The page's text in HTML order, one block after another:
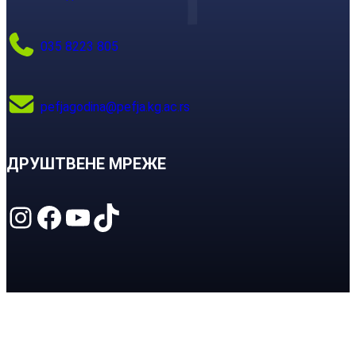
035 8223 805
pefjagodina@pefja.kg.ac.rs
ДРУШТВЕНЕ МРЕЖЕ
Instagram Facebook YouTube TikTok